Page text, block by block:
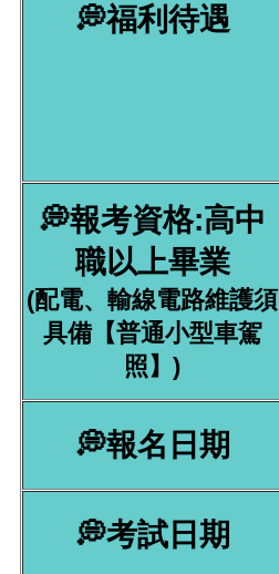
💭福利待遇
💭報考資格:高中
職以上畢業
(配電、輸線電路維護須
具備【普通小型車駕
照】)
💭報名日期
💭考試日期